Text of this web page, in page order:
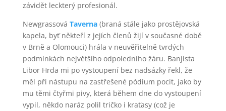
závidět leckterý profesionál.
Newgrassová Taverna(braná stále jako prostějovská
kapela, byť někteří z jejích členů žijí v současné době
v Brně a Olomouci) hrála v neuvěřitelně tvrdých
podmínkách největšího odpoledního žáru. Banjista
Libor Hrda mi po vystoupení bez nadsázky řekl, že
měl při nástupu na zastřešené pódium pocit, jako by
mu těmi čtyřmi pivy, která během dne do vystoupení
vypil, někdo naráz polil tričko i kraťasy (což je